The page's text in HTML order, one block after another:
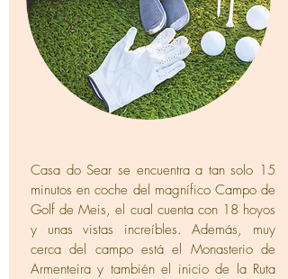
Casa do Sear se encuentra a tan solo 15
minutos en coche del magnífico Campo de
Golf de Meis, el cual cuenta con 18 hoyos
y unas vistas increíbles. Además, muy
cerca del campo está el Monasterio de
Armenteira y también el inicio de la Ruta